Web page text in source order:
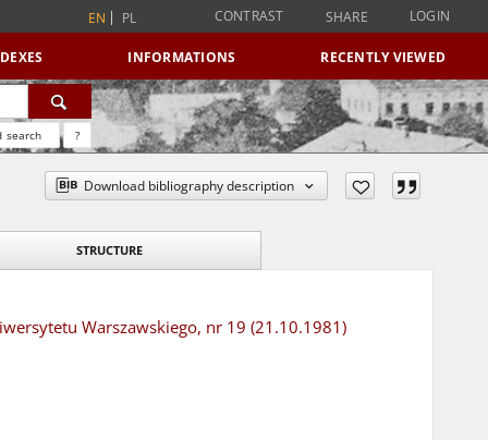
EN PL CONTRAST SHARE LOGIN
INFORMATIONS RECENTLY VIEWED
search ?
Download bibliography description
STRUCTURE
Warszawskiego, nr 19 (21.10.1981)